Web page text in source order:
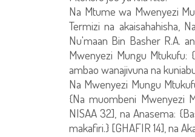
Na Mtume wa Mwenyezi
Termizi na akaisahahisha,
Nu'maan Bin Basher R.A.
Mwenyezi Mungu Mtukufu:
ambao wanajivuna na
Na Mwenyezi Mungu
{Na muombeni Mwenyezi
NISAA 32], na Anasema:
makafiri.} [GHAFIR 14], na